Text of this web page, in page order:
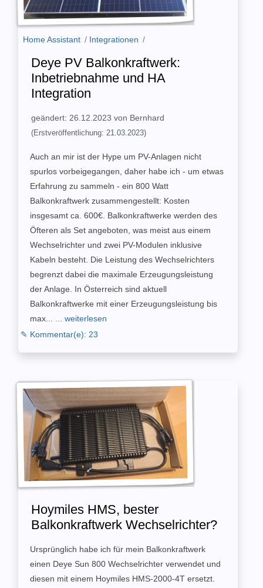
Home Assistant / Integrationen /
Deye PV Balkonkraftwerk:
Inbetriebnahme und HA
Integration
geändert: 26.12.2023 von Bernhard
(Erstveröffentlichung: 21.03.2023)
Auch an mir ist der Hype um PV-Anlagen nicht
spurlos vorbeigegangen, daher habe ich - um etwas
Erfahrung zu sammeln - ein 800 Watt
Balkonkraftwerk zusammengestellt: Kosten
insgesamt ca. 600€. Balkonkraftwerke werden des
Öfteren als Set angeboten, was meist aus einem
Wechselrichter und zwei PV-Modulen inklusive
Kabeln besteht. Die Leistung des Wechselrichters
begrenzt dabei die maximale Erzeugungsleistung
der Anlage. In Österreich sind aktuell
Balkonkraftwerke mit einer Erzeugungsleistung bis
max...
... weiterlesen
✎ Kommentar(e): 23
Hoymiles HMS, bester
Balkonkraftwerk Wechselrichter?
Ursprünglich habe ich für mein Balkonkraftwerk
einen Deye Sun 800 Wechselrichter verwendet und
diesen mit einem Hoymiles HMS-2000-4T ersetzt.